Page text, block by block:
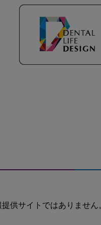
供サイトではありません